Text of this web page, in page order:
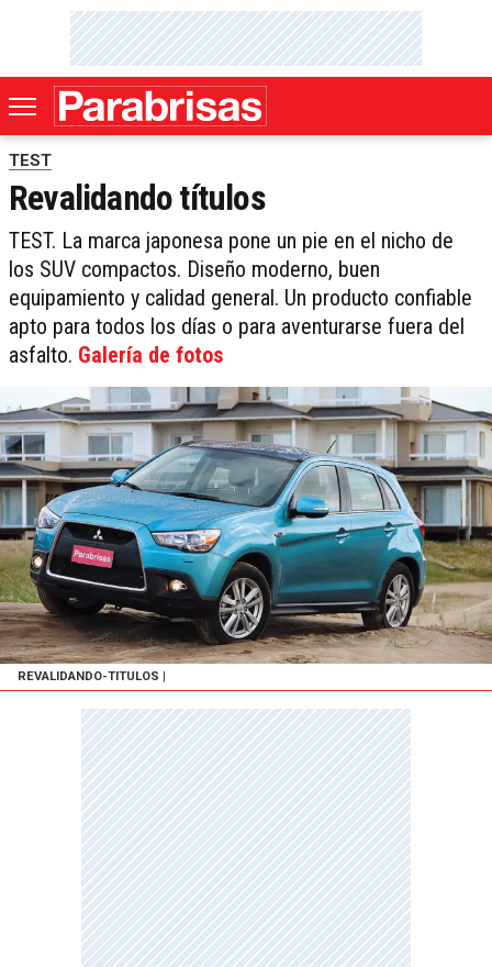
TEST
Revalidando títulos
TEST. La marca japonesa pone un pie en el nicho de
los SUV compactos. Diseño moderno, buen
equipamiento y calidad general. Un producto confiable
apto para todos los días o para aventurarse fuera del
asfalto. Galería de fotos
REVALIDANDO-TITULOS